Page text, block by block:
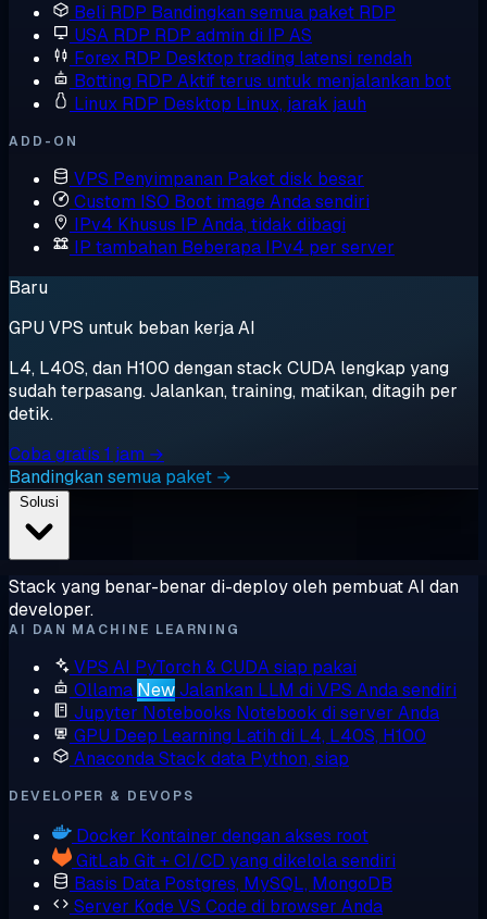
Beli RDP Bandingkan semua paket RDP
USA RDP RDP admin di IP AS
Forex RDP Desktop trading latensi rendah
Botting RDP Aktif terus untuk menjalankan bot
Linux RDP Desktop Linux, jarak jauh
ADD-ON
VPS Penyimpanan Paket disk besar
Custom ISO Boot image Anda sendiri
IPv4 Khusus IP Anda, tidak dibagi
IP tambahan Beberapa IPv4 per server
Baru
GPU VPS untuk beban kerja AI
L4, L40S, dan H100 dengan stack CUDA lengkap yang
sudah terpasang. Jalankan, training, matikan, ditagih per
detik.
Coba gratis 1 jam →
Bandingkan semua paket →
Stack yang benar-benar di-deploy oleh pembuat AI dan
developer.
AI DAN MACHINE LEARNING
VPS AI PyTorch & CUDA siap pakai
Ollama NewJalankan LLM di VPS Anda sendiri
Jupyter Notebooks Notebook di server Anda
GPU Deep Learning Latih di L4, L40S, H100
AnacondaStack data Python, siap
DEVELOPER & DEVOPS
Docker Kontainer dengan akses root
GitLab Git + CI/CD yang dikelola sendiri
Basis Data Postgres, MySQL, MongoDB
Server KodeVS Code di browser Anda